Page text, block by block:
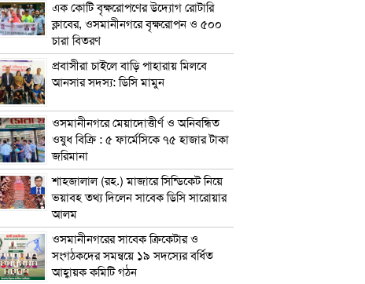
এক কোটি বৃক্ষরোপণের উদ্যোগ রোটারি
ক্লাবের, ওসমানীনগরে বৃক্ষরোপন ও ৫০০
চারা বিতরণ
প্রবাসীরা চাইলে বাড়ি পাহারায় মিলবে
আনসার সদস্য: ডিসি মামুন
ওসমানীনগরে মেয়াদোত্তীর্ণ ও অনিবন্ধিত
ওষুধ বিক্রি : ৫ ফার্মেসিকে ৭৫ হাজার টাকা
জরিমানা
শাহজালাল (রহ.) মাজারে সিন্ডিকেট নিয়ে
ভয়াবহ তথ্য দিলেন সাবেক ডিসি সারোয়ার
আলম
ওসমানীনগরের সাবেক ক্রিকেটার ও
সংগঠকদের সমন্বয়ে ১৯ সদস্যের বর্ধিত
আহ্বায়ক কমিটি গঠন